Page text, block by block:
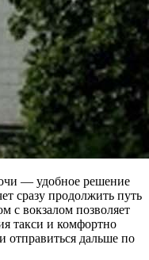
— удобное решение
сразу продолжить путь
с вокзалом позволяет
такси и комфортно
отправиться дальше по